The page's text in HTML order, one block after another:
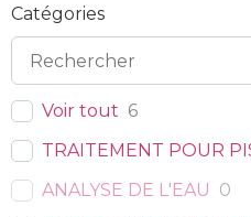
Catégories
Voir tout 6
TRAITEMENT POUR
ANALYSE DE L'EAU 0